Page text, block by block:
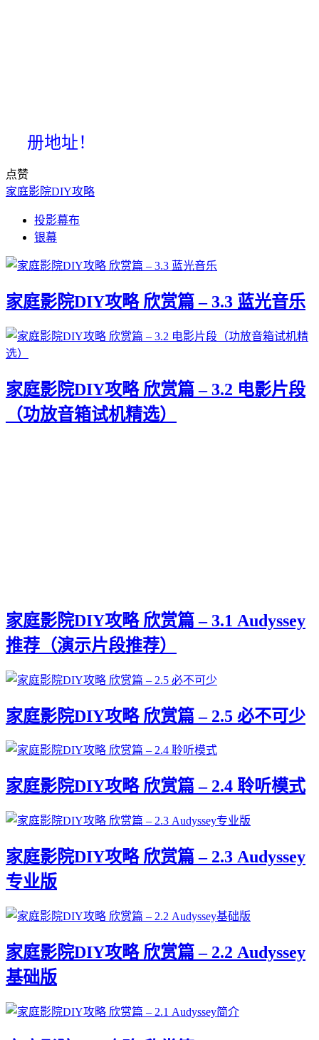
册地址！
点赞
家庭影院DIY攻略
投影幕布
银幕
家庭影院DIY攻略 欣赏篇 – 3.3 蓝光音乐
家庭影院DIY攻略 欣赏篇 – 3.2 电影片段
（功放音箱试机精选）
家庭影院DIY攻略 欣赏篇 – 3.1 Audyssey
推荐（演示片段推荐）
家庭影院DIY攻略 欣赏篇 – 2.5 必不可少
家庭影院DIY攻略 欣赏篇 – 2.4 聆听模式
家庭影院DIY攻略 欣赏篇 – 2.3 Audyssey
专业版
家庭影院DIY攻略 欣赏篇 – 2.2 Audyssey
基础版